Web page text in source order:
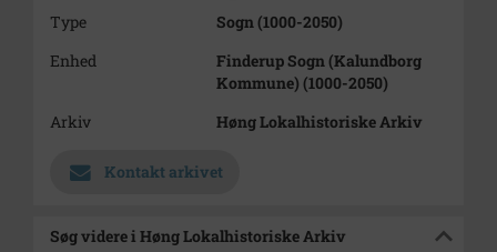
Type
Sogn (1000-2050)
Enhed
Finderup Sogn (Kalundborg
Kommune) (1000-2050)
Arkiv
Høng Lokalhistoriske Arkiv
Kontakt arkivet
Søg videre i Høng Lokalhistoriske Arkiv